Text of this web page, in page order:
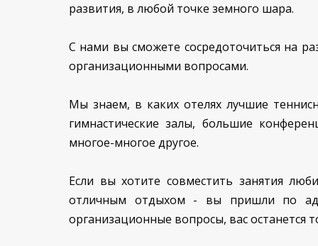
развития, в любой точке земного шара.
С нами вы сможете сосредоточиться на
организационными вопросами.
Мы знаем, в каких отелях лучшие
гимнастические залы, большие
многое-многое другое.
Если вы хотите совместить занятия
отличным отдыхом - вы пришли по
организационные вопросы, вас останется